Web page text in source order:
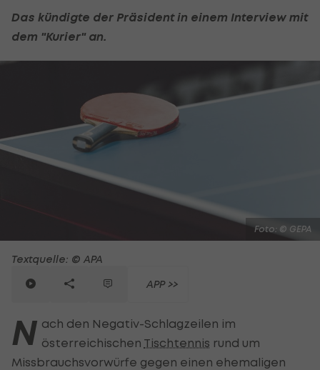
Das kündigte der Präsident in einem Interview mit
dem "Kurier" an.
Foto: © GEPA
Textquelle: © APA
APP >>
N ach den Negativ-Schlagzeilen im
österreichischen Tischtennis rund um
Missbrauchsvorwürfe gegen einen ehemaligen